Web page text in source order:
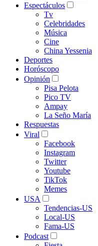
Espectáculos
Tv
Celebridades
Música
Cine
China Yessenia
Deportes
Horóscopo
Opinión
Pisa Pelota
Pico TV
Ampay
La Seño María
Respuestas
Viral
Facebook
Instagram
Twitter
Youtube
TikTok
Memes
USA
Tendencias-US
Local-US
Fama-US
Podcast